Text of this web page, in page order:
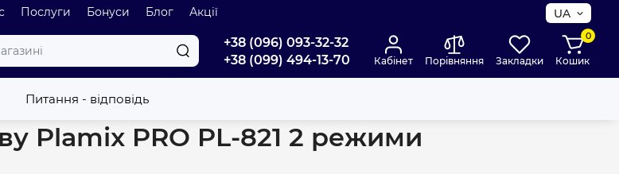
Послуги Бонуси Блог Акції UA
+38 (096) 093-32-32
+38 (099) 494-13-70
Кабінет Порівняння Закладки
0
Кошик
Питання - відповідь
PL-821 2 режими (ABS+TPR+PPR) (PM6079)
Plamix PRO PL-821 2 режими